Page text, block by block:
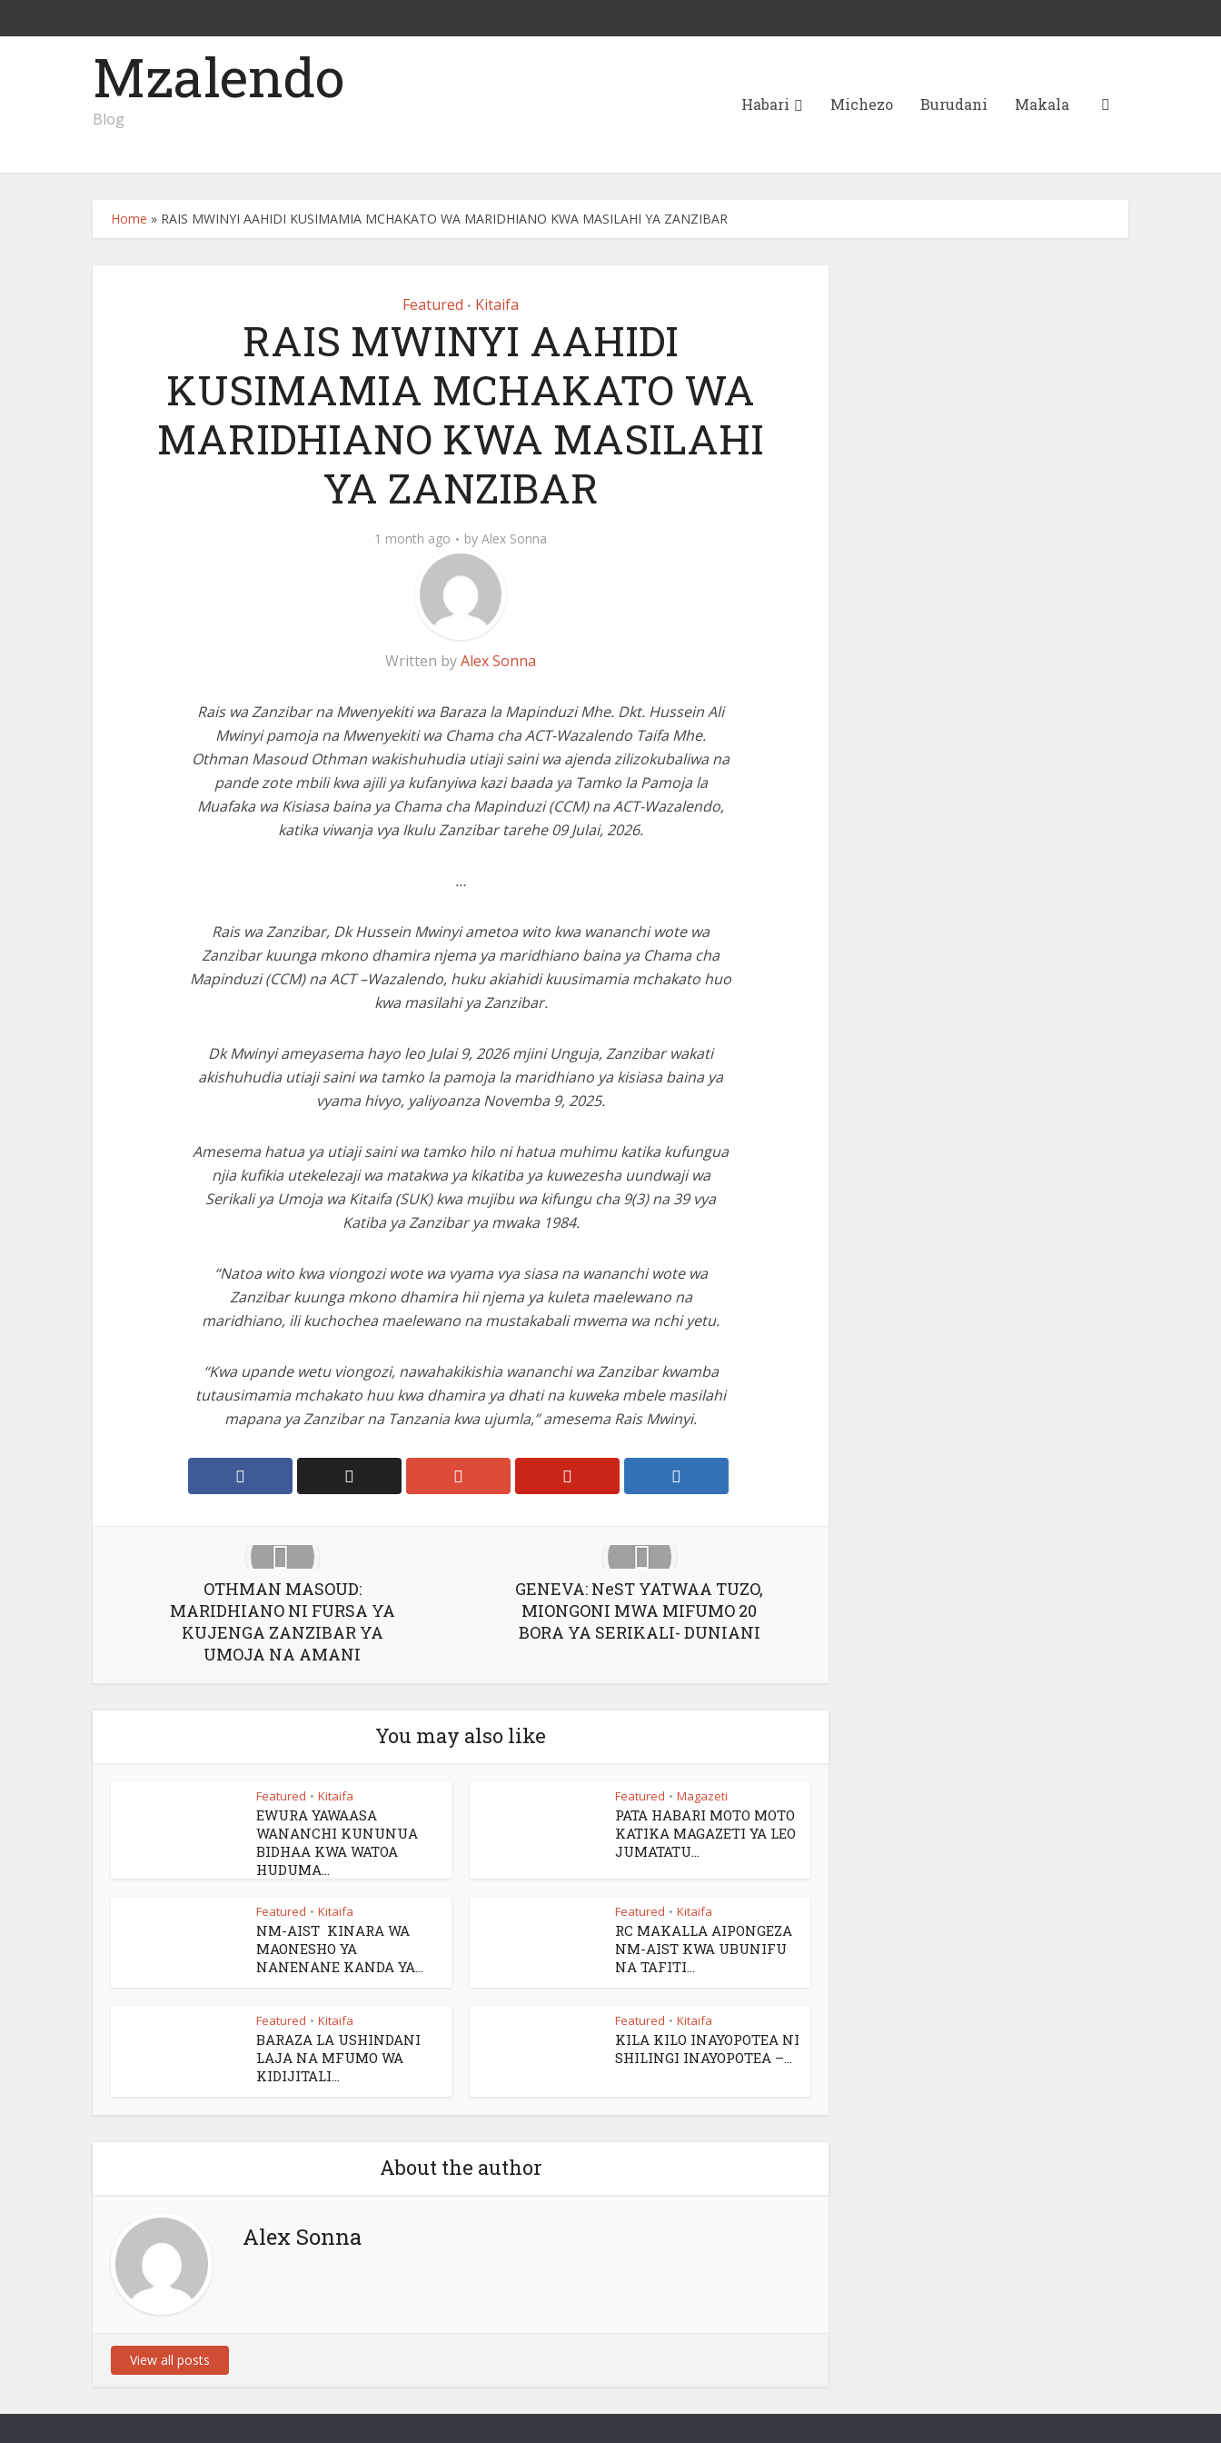
Mzalendo
Blog
Habari Michezo Burudani Makala
Home » RAIS MWINYI AAHIDI KUSIMAMIA MCHAKATO WA MARIDHIANO KWA MASILAHI YA ZANZIBAR
Featured • Kitaifa
RAIS MWINYI AAHIDI
KUSIMAMIA MCHAKATO WA
MARIDHIANO KWA MASILAHI
YA ZANZIBAR
1 month ago by Alex Sonna
Written byAlex Sonna
Rais wa Zanzibar na Mwenyekiti wa Baraza la Mapinduzi Mhe. Dkt. Hussein Ali
Mwinyi pamoja na Mwenyekiti wa Chama cha ACT-Wazalendo Taifa Mhe.
Othman Masoud Othman wakishuhudia utiaji saini wa ajenda zilizokubaliwa na
pande zote mbili kwa ajili ya kufanyiwa kazi baada ya Tamko la Pamoja la
Muafaka wa Kisiasa baina ya Chama cha Mapinduzi (CCM) na ACT-Wazalendo,
katika viwanja vya Ikulu Zanzibar tarehe 09 Julai, 2026.
…
Rais wa Zanzibar, Dk Hussein Mwinyi ametoa wito kwa wananchi wote wa
Zanzibar kuunga mkono dhamira njema ya maridhiano baina ya Chama cha
Mapinduzi (CCM) na ACT –Wazalendo, huku akiahidi kuusimamia mchakato huo
kwa masilahi ya Zanzibar.
Dk Mwinyi ameyasema hayo leo Julai 9, 2026 mjini Unguja, Zanzibar wakati
akishuhudia utiaji saini wa tamko la pamoja la maridhiano ya kisiasa baina ya
vyama hivyo, yaliyoanza Novemba 9, 2025.
Amesema hatua ya utiaji saini wa tamko hilo ni hatua muhimu katika kufungua
njia kufikia utekelezaji wa matakwa ya kikatiba ya kuwezesha uundwaji wa
Serikali ya Umoja wa Kitaifa (SUK) kwa mujibu wa kifungu cha 9(3) na 39 vya
Katiba ya Zanzibar ya mwaka 1984.
“Natoa wito kwa viongozi wote wa vyama vya siasa na wananchi wote wa
Zanzibar kuunga mkono dhamira hii njema ya kuleta maelewano na
maridhiano, ili kuchochea maelewano na mustakabali mwema wa nchi yetu.
“Kwa upande wetu viongozi, nawahakikishia wananchi wa Zanzibar kwamba
tutausimamia mchakato huu kwa dhamira ya dhati na kuweka mbele masilahi
mapana ya Zanzibar na Tanzania kwa ujumla,” amesema Rais Mwinyi.
OTHMAN MASOUD:
MARIDHIANO NI FURSA YA
KUJENGA ZANZIBAR YA
UMOJA NA AMANI
GENEVA: NeST YATWAA TUZO,
MIONGONI MWA MIFUMO 20
BORA YA SERIKALI- DUNIANI
You may also like
Featured • Kitaifa
EWURA YAWAASA
WANANCHI KUNUNUA
BIDHAA KWA WATOA
HUDUMA...
Featured • Magazeti
PATA HABARI MOTO MOTO
KATIKA MAGAZETI YA LEO
JUMATATU...
Featured • Kitaifa
NM-AIST KINARA WA
MAONESHO YA
NANENANE KANDA YA...
Featured • Kitaifa
RC MAKALLA AIPONGEZA
NM-AIST KWA UBUNIFU
NA TAFITI...
Featured • Kitaifa
BARAZA LA USHINDANI
LAJA NA MFUMO WA
KIDIJITALI...
Featured • Kitaifa
KILA KILO INAYOPOTEA NI
SHILINGI INAYOPOTEA –...
About the author
Alex Sonna
View all posts